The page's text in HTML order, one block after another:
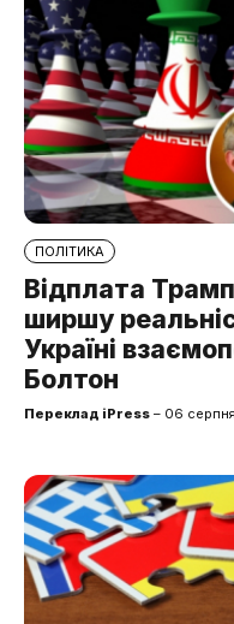
ПОЛІТИКА
Відплата
ширшу
Україні
Болтон
Переклад iPress – 06